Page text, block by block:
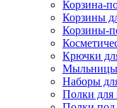
Корзина-
Корзины
Корзины-
Крючки
Мыльницы
Наборы
Полки для